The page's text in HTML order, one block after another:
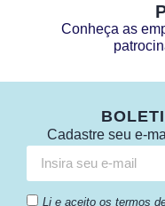
Conheça as
Cadastre seu e-
Li e aceito os termos